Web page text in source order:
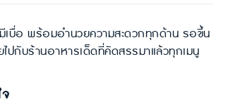
เบื่อ พร้อมอำนวยความสะดวกทุกด้าน รอขึ้น
ปกับร้านอาหารเด็ดที่คัดสรรมาแล้วทุกเมนู